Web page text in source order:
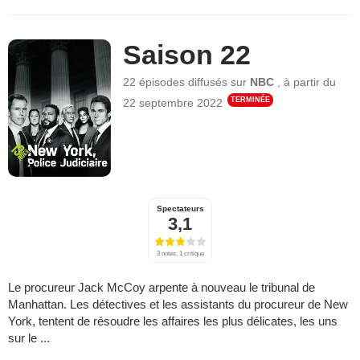
Saison 22
22 épisodes diffusés sur NBC ,à partir du
22 septembre 2022
TERMINÉE
Spectateurs
3,1
3 notes, 1 critique
Le procureur Jack McCoy arpente à nouveau le tribunal de
Manhattan. Les détectives et les assistants du procureur de New
York, tentent de résoudre les affaires les plus délicates, les uns
sur le ...